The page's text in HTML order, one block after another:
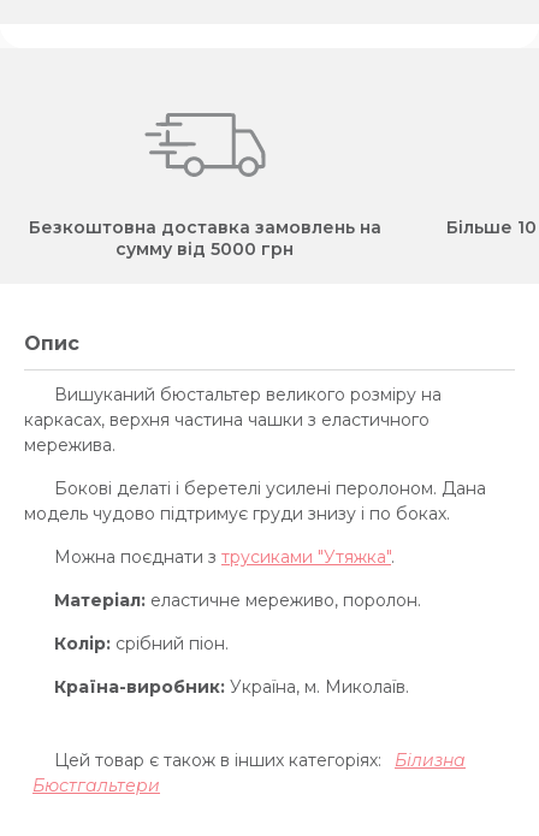
Безкоштовна доставка замовлень на
сумму від 5000 грн
Більше
Опис
Вишуканий бюстальтер великого розміру на
каркасах, верхня частина чашки з еластичного
мережива.
Бокові делаті і беретелі усилені перолоном. Дана
модель чудово підтримує груди знизу і по боках.
Можна поєднати з трусиками "Утяжка".
Матеріал: еластичне мереживо, поролон.
Колір: срібний піон.
Країна-виробник: Україна, м. Миколаїв.
Цей товар є також в інших категоріях:
Білизна
Бюстгальтери